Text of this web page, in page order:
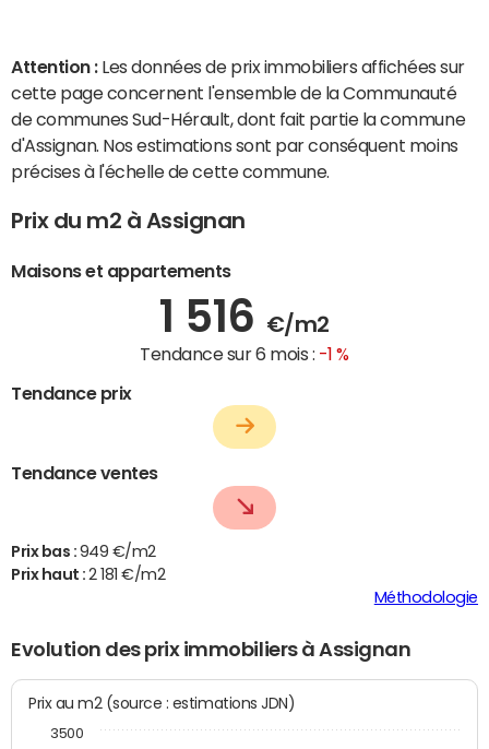
Attention : Les données de prix immobiliers affichées sur
cette page concernent l'ensemble de la Communauté
de communes Sud-Hérault, dont fait partie la commune
d'Assignan. Nos estimations sont par conséquent moins
précises à l'échelle de cette commune.
Prix du m2 à Assignan
Maisons et appartements
1 516 €/m2
Tendance sur 6 mois : -1 %
Tendance prix
Tendance ventes
Prix bas : 949 €/m2
Prix haut :2 181 €/m2
Méthodologie
Evolution des prix immobiliers à Assignan
Prix au m2 (source : estimations JDN)
3500